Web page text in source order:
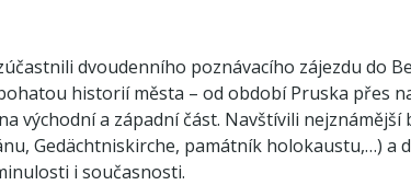
dvoudenního poznávacího zájezdu do
historií města – od období Pruska přes
východní a západní část. Navštívili nejznámější
Gedächtniskirche, památník holokaustu,…) a
i současnosti.